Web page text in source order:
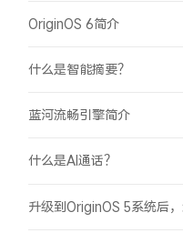
OriginOS 6简介
什么是智能摘要？
蓝河流畅引擎简介
什么是AI通话？
升级到OriginOS 5系统后